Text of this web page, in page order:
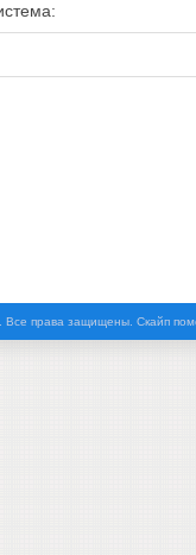
Все права защищены. Скайп